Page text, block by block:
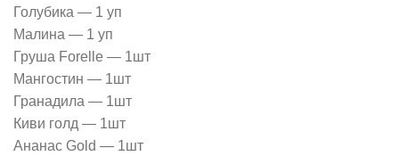
Голубика — 1 уп
Малина — 1 уп
Груша Forelle — 1шт
Мангостин — 1шт
Гранадила — 1шт
Киви голд — 1шт
Ананас Gold — 1шт